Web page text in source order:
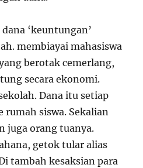
‘keuntungan’
membiayai mahasiswa
berotak cemerlang,
secara ekonomi.
Dana itu setiap
rumah siswa. Sekalian
juga orang tuanya.
getok tular alias
tambah kesaksian para